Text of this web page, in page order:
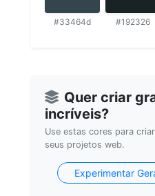
#33464d #192326
Quer criar
incríveis?
Use estas cores para
seus projetos web.
Experimentar